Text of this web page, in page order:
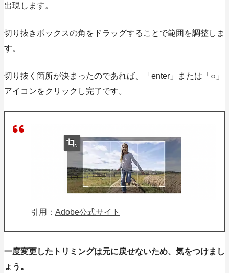
出現します。
切り抜きボックスの角をドラッグすることで範囲を調整しま
す。
切り抜く箇所が決まったのであれば、「enter」または「○」
アイコンをクリックし完了です。
引用： Adobe公式サイト
一度変更したトリミングは元に戻せないため、気をつけまし
ょう。